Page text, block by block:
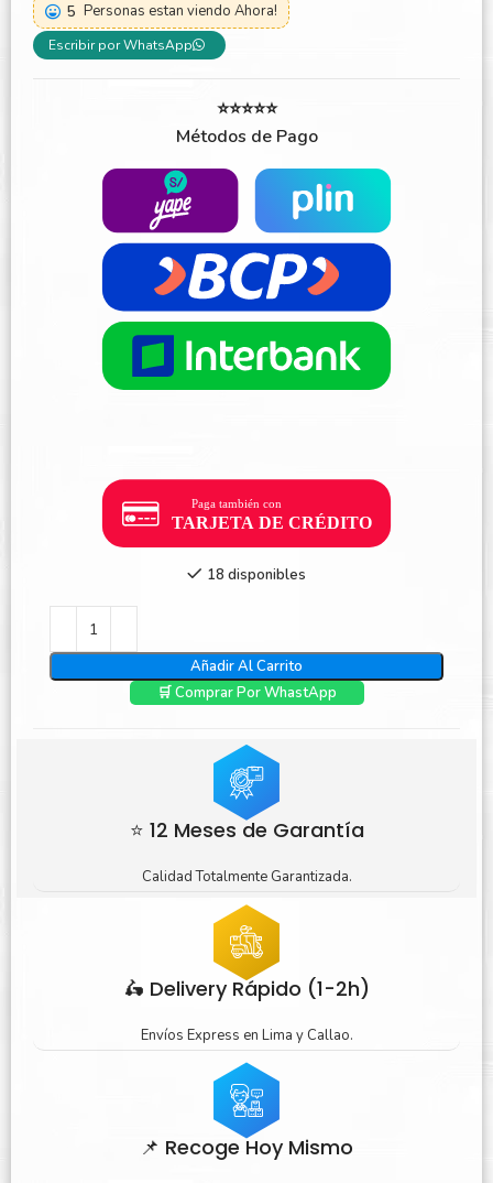
5 Personas estan viendo Ahora!
Escribir por WhatsApp
⭐⭐⭐⭐⭐
Métodos de Pago
18 disponibles
Añadir Al Carrito
🛒 Comprar Por WhastApp
⭐ 12 Meses de Garantía
Calidad Totalmente Garantizada.
🛵 Delivery Rápido (1-2h)
Envíos Express en Lima y Callao.
📌 Recoge Hoy Mismo